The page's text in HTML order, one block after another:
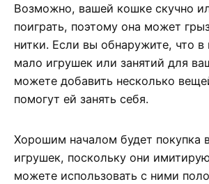
Возможно, вашей кошке скучно
поиграть, поэтому она может
нитки. Если вы обнаружите, что
мало игрушек или занятий для
можете добавить несколько
помогут ей занять себя.
Хорошим началом будет покупка
игрушек, поскольку они
можете использовать с ними